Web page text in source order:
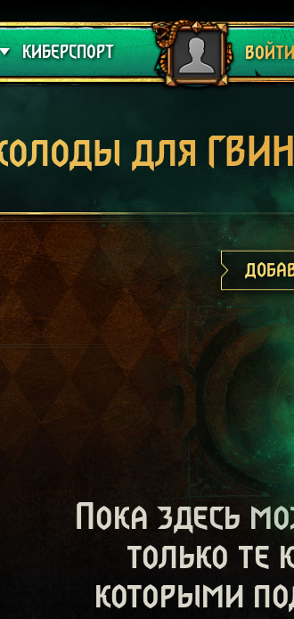
КИБЕРСПОРТ ВОЙТИ
Выйти
для
Пока здесь
только те
которыми